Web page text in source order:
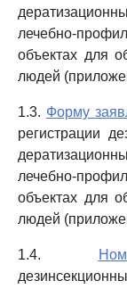
лечебно-
объектах для
людей
1.3. Форму
регистрации
лечебно-
объектах для
людей
1.4.